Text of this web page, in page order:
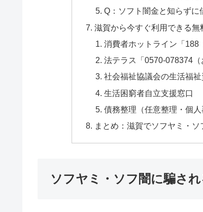
Q：ソフト闇金と知らずに
滋賀から今すぐ利用できる
消費者ホットライン「188
法テラス「0570-078374（
社会福祉協議会の生活福
生活困窮者自立支援窓口
債務整理（任意整理・個人
まとめ：滋賀でソフヤミ・
ソフヤミ・ソフ闇に騙さ